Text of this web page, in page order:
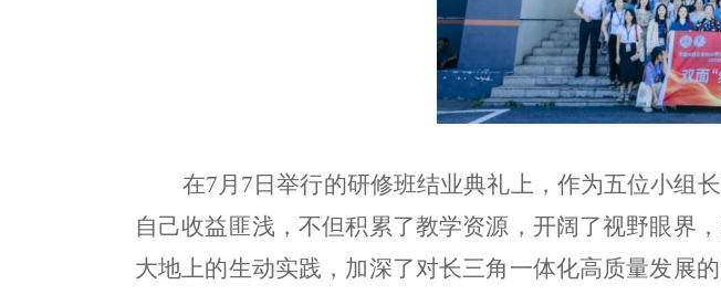
在7月7日举行的研修班结业典礼上，作为五位小组
自己收益匪浅，不但积累了教学资源，开阔了视野眼界
大地上的生动实践，加深了对长三角一体化高质量发展